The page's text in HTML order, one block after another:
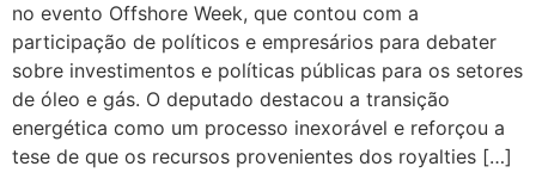
no evento Offshore Week, que contou com a
participação de políticos e empresários para debater
sobre investimentos e políticas públicas para os setores
de óleo e gás. O deputado destacou a transição
energética como um processo inexorável e reforçou a
tese de que os recursos provenientes dos royalties […]